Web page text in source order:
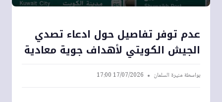
عدم توفر تفاصيل حول ادعاء تصدي
الجيش الكويتي لأهداف جوية معادية
بواسطةمنيرة السلمان 17/07/2026 17:00